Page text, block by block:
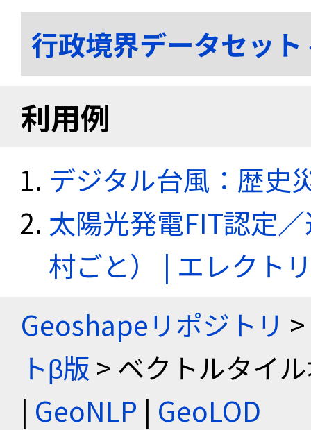
行政境界データセッ
利用例
デジタル台風：歴史
太陽光発電FIT認定
村ごと） | エレクト
Geoshapeリポジトリ >
トβ版 > ベクトルタイ
| GeoNLP | GeoLOD